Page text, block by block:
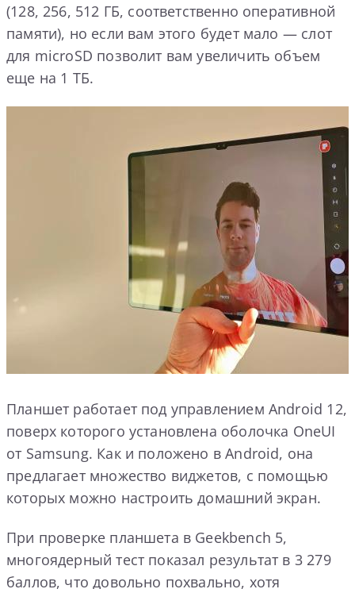
(128, 256, 512 ГБ, соответственно оперативной
памяти), но если вам этого будет мало — слот
для microSD позволит вам увеличить объем
еще на 1 ТБ.
Планшет работает под управлением Android 12,
поверх которого установлена оболочка OneUI
от Samsung. Как и положено в Android, она
предлагает множество виджетов, с помощью
которых можно настроить домашний экран.
При проверке планшета в Geekbench 5,
многоядерный тест показал результат в 3 279
баллов, что довольно похвально, хотя